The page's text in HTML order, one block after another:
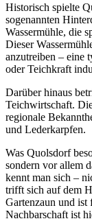
Historisch spielte
sogenannten
Wassermühle, die
Dieser
anzutreiben – eine
oder Teichkraft
Darüber hinaus
Teichwirtschaft.
regionale
und Lederkarpfen.
Was Quolsdorf
sondern vor allem
kennt man sich –
trifft sich auf dem
Gartenzaun und ist
Nachbarschaft ist